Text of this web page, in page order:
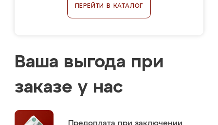
ПЕРЕЙТИ В КАТАЛОГ
Ваша выгода при
заказе у нас
Предоплата при заключении